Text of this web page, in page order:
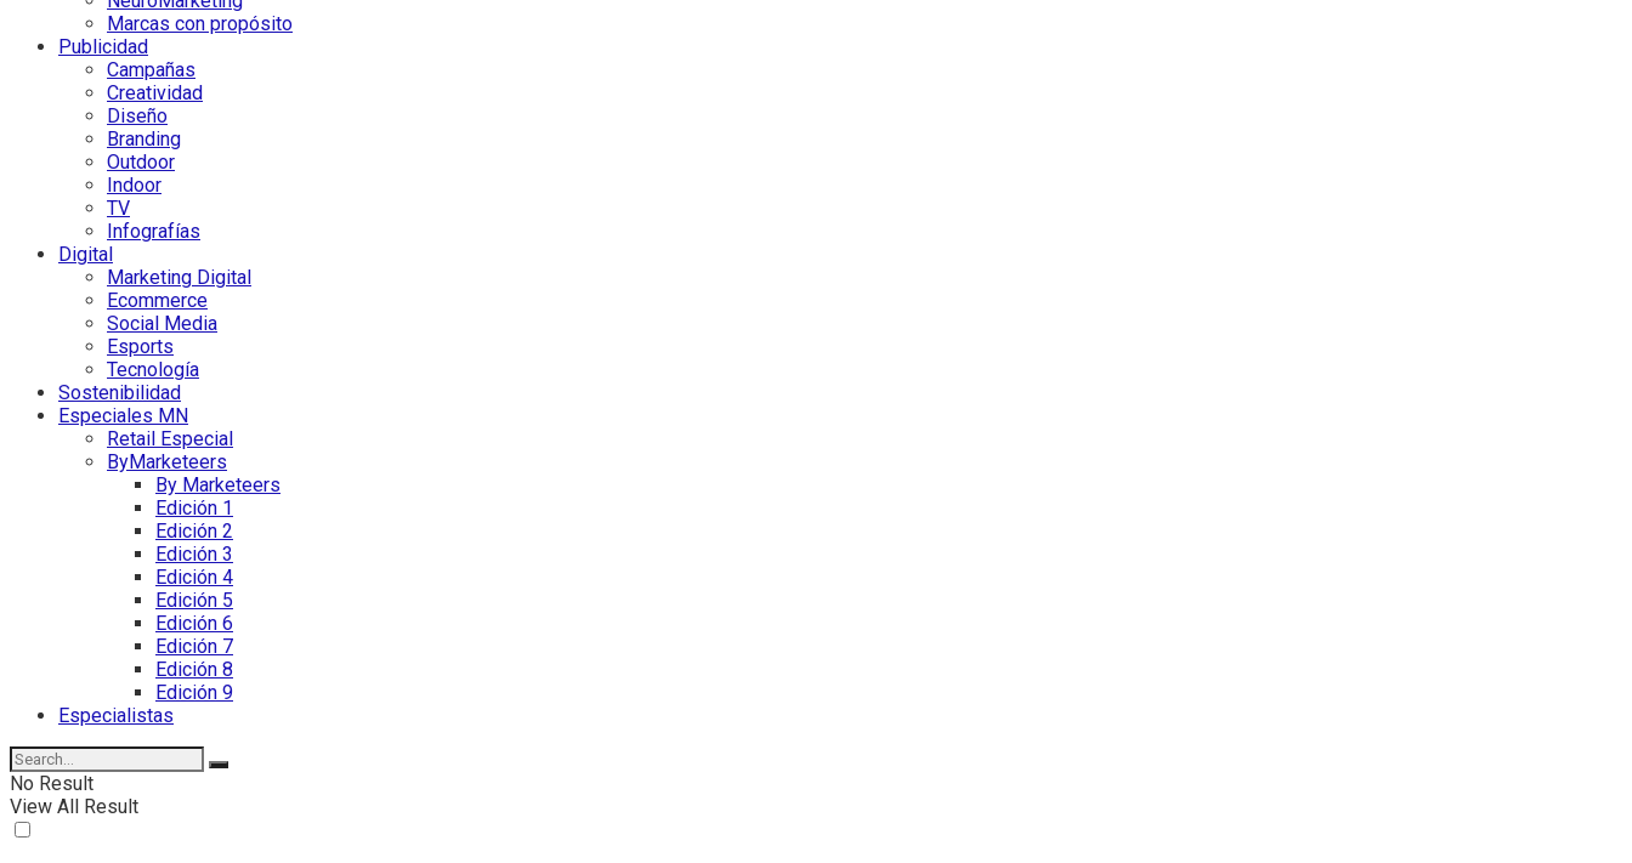
Marcas con propósito
Publicidad
Campañas
Creatividad
Diseño
Branding
Outdoor
Indoor
TV
Infografías
Digital
Marketing Digital
Ecommerce
Social Media
Esports
Tecnología
Sostenibilidad
Especiales MN
Retail Especial
ByMarketeers
By Marketeers
Edición 1
Edición 2
Edición 3
Edición 4
Edición 5
Edición 6
Edición 7
Edición 8
Edición 9
Especialistas
No Result
View All Result